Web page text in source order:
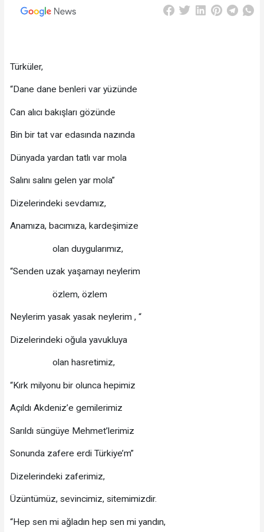
Türküler,
“Dane dane benleri var yüzünde
Can alıcı bakışları gözünde
Bin bir tat var edasında nazında
Dünyada yardan tatlı var mola
Salını salını gelen yar mola”
Dizelerindeki sevdamız,
Anamıza, bacımıza, kardeşimize
olan duygularımız,
“Senden uzak yaşamayı neylerim
özlem, özlem
Neylerim yasak yasak neylerim , “
Dizelerindeki oğula yavukluya
olan hasretimiz,
“Kırk milyonu bir olunca hepimiz
Açıldı Akdeniz’e gemilerimiz
Sarıldı süngüye Mehmet’lerimiz
Sonunda zafere erdi Türkiye’m”
Dizelerindeki zaferimiz,
Üzüntümüz, sevincimiz, sitemimizdir.
“Hep sen mi ağladın hep sen mi yandın,